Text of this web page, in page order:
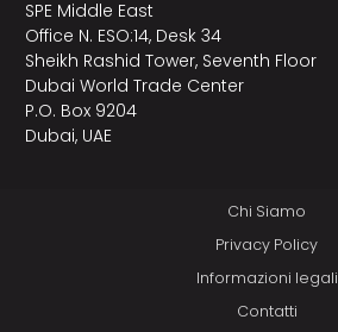
SPE Middle East
Office N. ESO:14, Desk 34
Sheikh Rashid Tower, Seventh Floor
Dubai World Trade Center
P.O. Box 9204
Dubai, UAE
Chi Siamo
Privacy Policy
Informazioni legali
Contatti